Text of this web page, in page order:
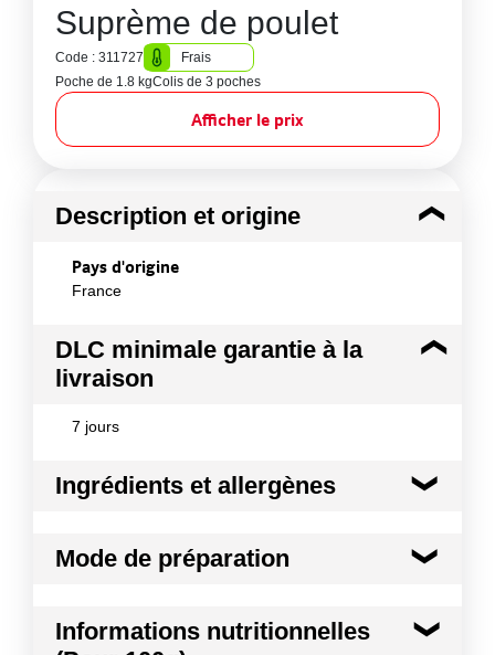
Suprème de poulet
Code : 311727
Frais
Poche de 1.8 kgColis de 3 poches
Afficher le prix
Description et origine
Pays d'origine
France
DLC minimale garantie à la
livraison
7 jours
Ingrédients et allergènes
Poulet
Opérations
Mode de préparation
maitrisée, le suprême de poulet doit se cuire
Informations nutritionnelles